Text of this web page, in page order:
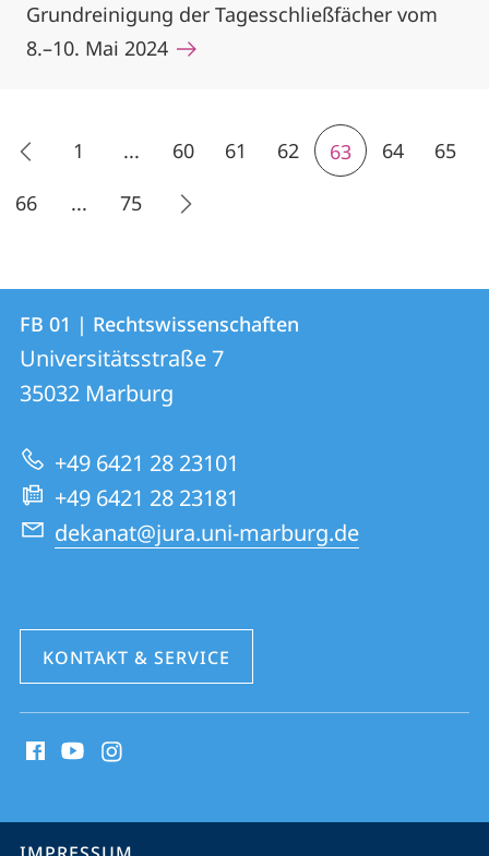
Grundreinigung der Tagesschließfächer vom
8.–10. Mai 2024
1 ... 60 61 62 63 64
65
66
... 75
Kontakt
und
Informationen
zur
Website
Kontaktinformationen
FB
01
|
Rechtswissenschaften
FB 01 | Rechtswissenschaften
Universitätsstraße 7
35032 Marburg
+49 6421 28 23101
+49 6421 28 23181
dekanat@jura.uni-marburg.de
KONTAKT & SERVICE
Media
Service-